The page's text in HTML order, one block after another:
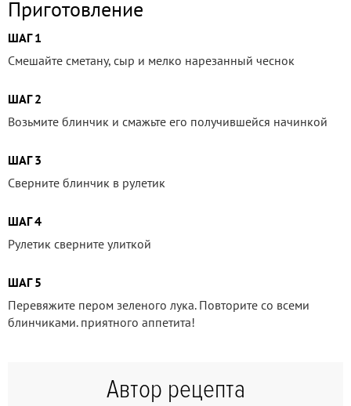
Приготовление
ШАГ 1
Смешайте сметану, сыр и мелко нарезанный чеснок
ШАГ 2
Возьмите блинчик и смажьте его получившейся начинкой
ШАГ 3
Сверните блинчик в рулетик
ШАГ 4
Рулетик сверните улиткой
ШАГ 5
Перевяжите пером зеленого лука. Повторите со всеми
блинчиками. приятного аппетита!
Автор рецепта